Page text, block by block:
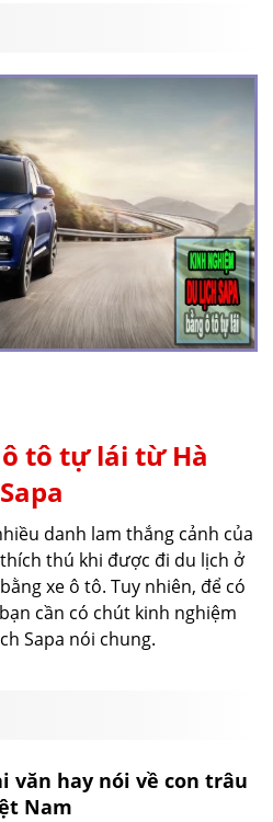
tô tự lái từ Hà
danh lam thắng cảnh của
thú khi được đi du lịch ở
xe ô tô. Tuy nhiên, để có
cần có chút kinh nghiệm
Sapa nói chung.
văn hay nói về con trâu
Nam